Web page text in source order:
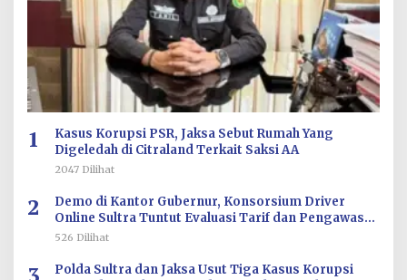
1
Kasus Korupsi PSR, Jaksa Sebut Rumah Yang
Digeledah di Citraland Terkait Saksi AA
2047 Dilihat
2
Demo di Kantor Gubernur, Konsorsium Driver
Online Sultra Tuntut Evaluasi Tarif dan Pengawasan
Aplikasi
526 Dilihat
Polda Sultra dan Jaksa Usut Tiga Kasus Korupsi